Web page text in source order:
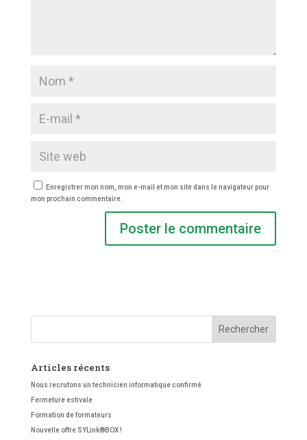
Enregistrer mon nom, mon e-mail et mon site dans le navigateur pour
mon prochain commentaire.
Articles récents
Nous recrutons un technicien informatique confirmé
Fermeture estivale
Formation de formateurs
Nouvelle offre SYLink®BOX !